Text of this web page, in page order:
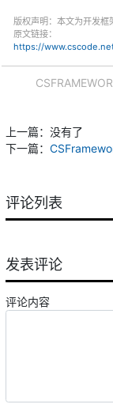
版权声明：本文为开发
原文链接：
https://
上一篇：没有了
下一篇：
评论列表
发表评论
评论内容